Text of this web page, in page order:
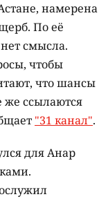
намерена
По её
смысла.
чтобы
что шансы
же ссылаются
"31 канал".
для Анар